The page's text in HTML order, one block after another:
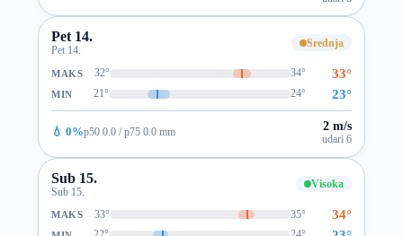
Pet 14.
Pet 14.
Srednja
MAKS 32° 34° 33°
MIN 21° 24° 23°
💧 0%p50 0.0 / p75 0.0 mm 2 m/s
udari 6
Sub 15.
Sub 15.
Visoka
MAKS 33° 35° 34°